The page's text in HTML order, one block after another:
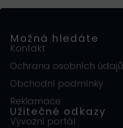
Možná hledáte
Kontakt
Ochrana osobních údajů
Obchodní podmínky
Reklamace
Užitečné odkazy
Vývozní portál